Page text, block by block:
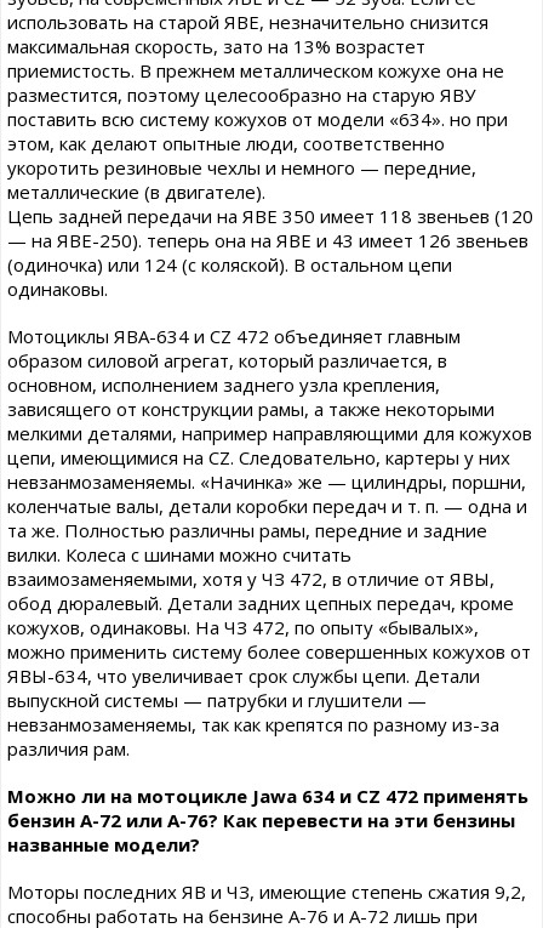
использовать на старой ЯВЕ, незначительно снизится
максимальная скорость, зато на 13% возрастет
приемистость. В прежнем металлическом кожухе она не
разместится, поэтому целесообразно на старую ЯВУ
поставить всю систему кожухов от модели «634». но при
этом, как делают опытные люди, соответственно
укоротить резиновые чехлы и немного — передние,
металлические (в двигателе).
Цепь задней передачи на ЯВЕ 350 имеет 118 звеньев (120
— на ЯВЕ-250). теперь она на ЯВЕ и 43 имеет 126 звеньев
(одиночка) или 124 (с коляской). В остальном цепи
одинаковы.
Мотоциклы ЯВА-634 и CZ 472 объединяет главным
образом силовой агрегат, который различается, в
основном, исполнением заднего узла крепления,
зависящего от конструкции рамы, а также некоторыми
мелкими деталями, например направляющими для кожухов
цепи, имеющимися на CZ. Следовательно, картеры у них
невзанмозаменяемы. «Начинка» же — цилиндры, поршни,
коленчатые валы, детали коробки передач и т. п. — одна и
та же. Полностью различны рамы, передние и задние
вилки. Колеса с шинами можно считать
взаимозаменяемыми, хотя у ЧЗ 472, в отличие от ЯВЫ,
обод дюралевый. Детали задних цепных передач, кроме
кожухов, одинаковы. На ЧЗ 472, по опыту «бывалых»,
можно применить систему более совершенных кожухов от
ЯВЫ-634, что увеличивает срок службы цепи. Детали
выпускной системы — патрубки и глушители —
невзанмозаменяемы, так как крепятся по разному из-за
различия рам.
Можно ли на мотоцикле Jawa 634 и CZ 472 применять
бензин А-72 или А-76? Как перевести на эти бензины
названные модели?
Моторы последних ЯВ и ЧЗ, имеющие степень сжатия 9,2,
способны работать на бензине А-76 и А-72 лишь при